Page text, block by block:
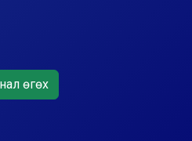
өгөх